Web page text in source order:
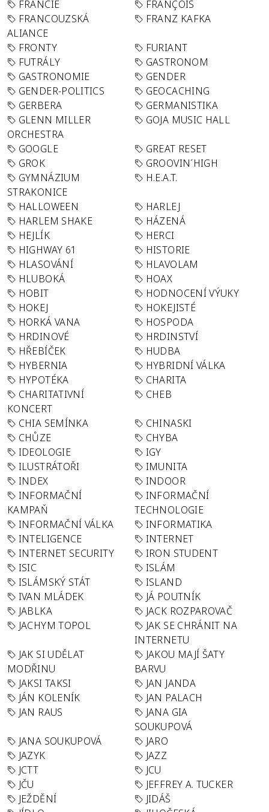
FRANCIE
FRANÇOIS
FRANCOUZSKÁ
ALIANCE
FRANZ KAFKA
FRONTY
FURIANT
FUTRÁLY
GASTRONOM
GASTRONOMIE
GENDER
GENDER-POLITICS
GEOCACHING
GERBERA
GERMANISTIKA
GLENN MILLER
ORCHESTRA
GOJA MUSIC HALL
GOOGLE
GREAT RESET
GROK
GROOVIN´HIGH
GYMNÁZIUM
STRAKONICE
H.E.A.T.
HALLOWEEN
HARLEJ
HARLEM SHAKE
HÁZENÁ
HEJLÍK
HERCI
HIGHWAY 61
HISTORIE
HLASOVÁNÍ
HLAVOLAM
HLUBOKÁ
HOAX
HOBIT
HODNOCENÍ VÝUKY
HOKEJ
HOKEJISTÉ
HORKÁ VANA
HOSPODA
HRDINOVÉ
HRDINSTVÍ
HŘEBÍČEK
HUDBA
HYBERNIA
HYBRIDNÍ VÁLKA
HYPOTÉKA
CHARITA
CHARITATIVNÍ
KONCERT
CHEB
CHIA SEMÍNKA
CHINASKI
CHŮZE
CHYBA
IDEOLOGIE
IGY
ILUSTRÁTOŘI
IMUNITA
INDEX
INDOOR
INFORMAČNÍ
KAMPAŇ
INFORMAČNÍ
TECHNOLOGIE
INFORMAČNÍ VÁLKA
INFORMATIKA
INTELIGENCE
INTERNET
INTERNET SECURITY
IRON STUDENT
ISIC
ISLÁM
ISLÁMSKÝ STÁT
ISLAND
IVAN MLÁDEK
JÁ POUTNÍK
JABLKA
JACK ROZPAROVAČ
JACHYM TOPOL
JAK SE CHRÁNIT NA
INTERNETU
JAK SI UDĚLAT
MODŘINU
JAKOU MAJÍ ŠATY
BARVU
JAKSI TAKSI
JAN JANDA
JÁN KOLENÍK
JAN PALACH
JAN RAUS
JANA GIA
SOUKUPOVÁ
JANA SOUKUPOVÁ
JARO
JAZYK
JAZZ
JCTT
JCU
JČU
JEFFREY A. TUCKER
JEŽDĚNÍ
JIDÁŠ